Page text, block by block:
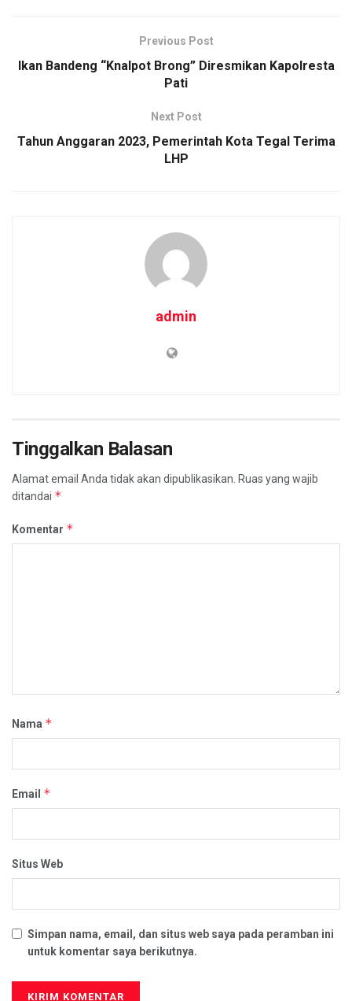
o
s
A
Li
n
k
e
Previous Post
Ikan Bandeng “Knalpot Brong” Diresmikan Kapolresta
Pati
Next Post
Tahun Anggaran 2023, Pemerintah Kota Tegal Terima
LHP
admin
Tinggalkan Balasan
Alamat email Anda tidak akan dipublikasikan. Ruas yang wajib
ditandai *
Komentar *
Nama *
Email *
Situs Web
Simpan nama, email, dan situs web saya pada peramban ini
untuk komentar saya berikutnya.